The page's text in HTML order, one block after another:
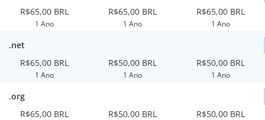
R$65,00 BRL
1 Ano
R$65,00 BRL
1 Ano
R$65,00 BRL
1 Ano
.net
R$65,00 BRL
1 Ano
R$50,00 BRL
1 Ano
R$50,00 BRL
1 Ano
.org
R$65,00 BRL
R$50,00 BRL R$50,00 BRL